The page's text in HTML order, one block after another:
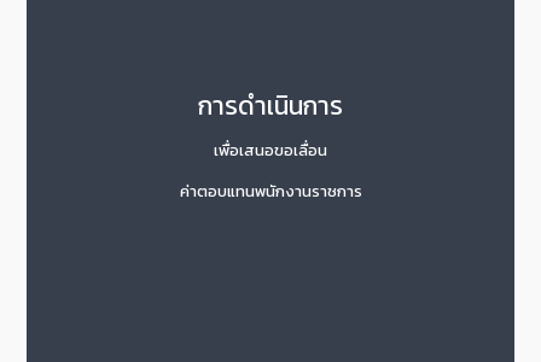
การดำเนินการ
เพื่อเสนอขอเลื่อน
ค่าตอบแทนพนักงานราชการ